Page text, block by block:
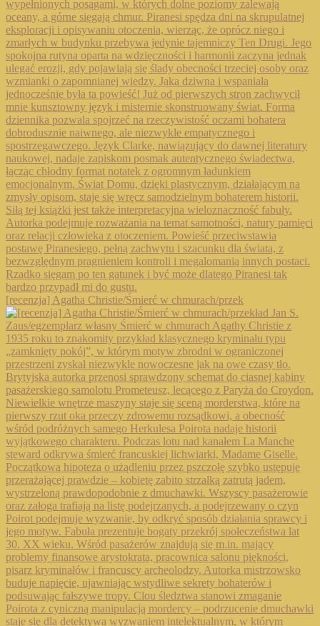
[recenzja] Agatha Christie/Śmierć w chmurach/przek